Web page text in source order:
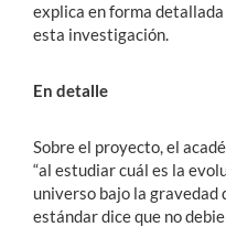
explica en forma
esta investigación.
En detalle
Sobre el proyecto, el
“al estudiar cuál es la
universo bajo la gravedad
estándar dice que no